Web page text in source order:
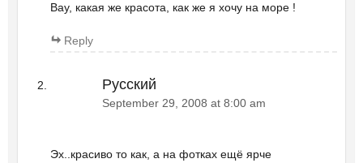
Вау, какая же красота, как же я хочу на море !
Reply
Русский
September 29, 2008 at 8:00 am
Эх..красиво то как, а на фотках ещё ярче